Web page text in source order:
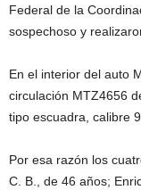
Federal de la
sospechoso y
En el interior del auto
circulación MTZ4656
tipo escuadra, calibre
Por esa razón los
C. B., de 46 años;